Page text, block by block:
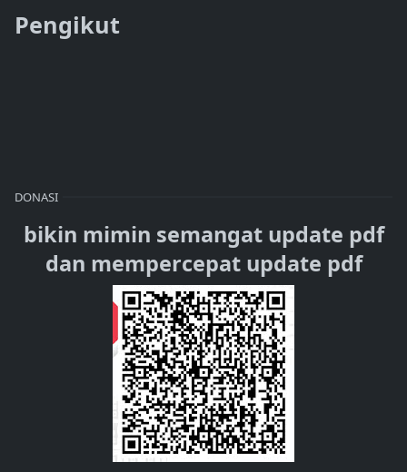
Pengikut
DONASI
bikin mimin semangat update pdf
dan mempercepat update pdf